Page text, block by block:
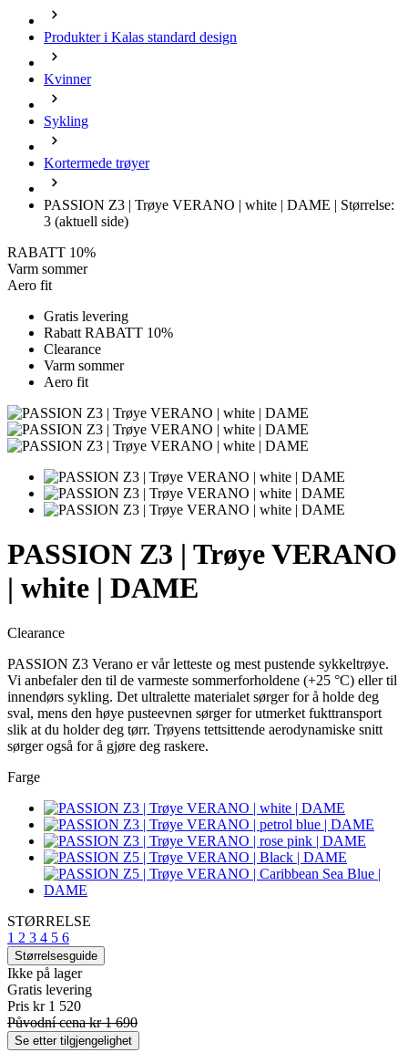
Produkter i Kalas standard design
Kvinner
Sykling
Kortermede trøyer
PASSION Z3 | Trøye VERANO | white | DAME | Størrelse:
3 (aktuell side)
RABATT 10%
Varm sommer
Aero fit
Gratis levering
Rabatt RABATT 10%
Clearance
Varm sommer
Aero fit
PASSION Z3 | Trøye VERANO
| white | DAME
Clearance
PASSION Z3 Verano er vår letteste og mest pustende sykkeltrøye.
Vi anbefaler den til de varmeste sommerforholdene (+25 °C) eller til
innendørs sykling. Det ultralette materialet sørger for å holde deg
sval, mens den høye pusteevnen sørger for utmerket fukttransport
slik at du holder deg tørr. Trøyens tettsittende aerodynamiske snitt
sørger også for å gjøre deg raskere.
Farge
STØRRELSE
1 2 3 4 5 6
Størrelsesguide
Ikke på lager
Gratis levering
Pris kr 1 520
Původní cenakr 1 690
Se etter tilgjengelighet